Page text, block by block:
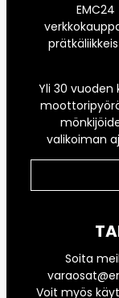
Yli 30
valikoiman
Soita
Voit myös